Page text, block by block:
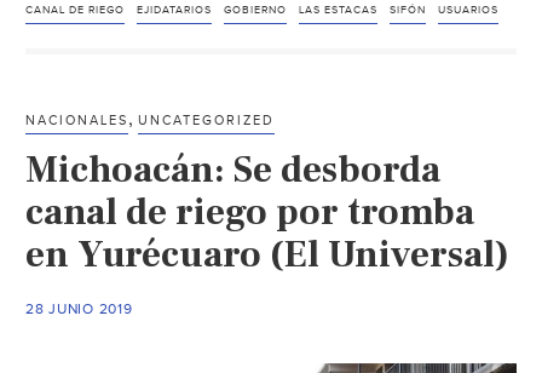
canal
Sol
CANAL DE RIEGO EJIDATARIOS GOBIERNO LAS ESTACAS SIFÓN USUARIOS
NACIONALES ,UNCATEGORIZED
Michoacán: Se desborda
canal de riego por tromba
en Yurécuaro (El Universal)
28 JUNIO 2019